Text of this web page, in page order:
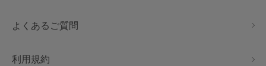
よくあるご質問
利用規約